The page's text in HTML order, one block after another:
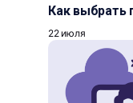
Как выбрать
22 июля